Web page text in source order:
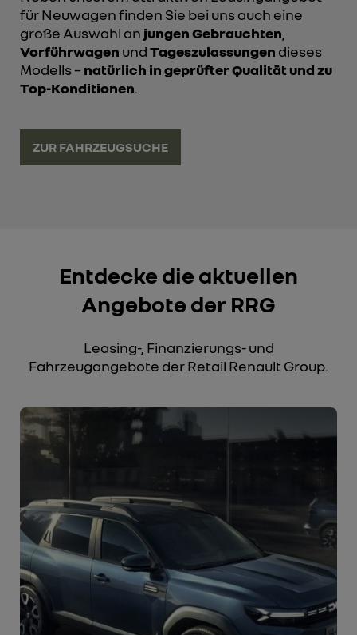
für Neuwagen finden Sie bei uns auch eine
große Auswahl an jungen Gebrauchten
Vorführwagen undTageszulassungen dieses
Modells – natürlich in geprüfter Qualität und zu
Top-Konditionen.
ZUR FAHRZEUGSUCHE
Entdecke die aktuellen
Angebote der RRG
Leasing-, Finanzierungs- und
Fahrzeugangebote der Retail Renault Group.